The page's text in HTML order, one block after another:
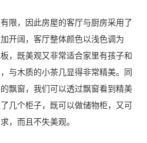
限，因此房屋的客厅与厨房采用了
开阔，客厅整体颜色以浅色调为
，既美观又非常适合家里有孩子和
与木质的小茶几显得非常精美。同
飘窗，我们可以透过飘窗看到精美
几个柜子，既可以做储物柜，又可
，而且不失美观。